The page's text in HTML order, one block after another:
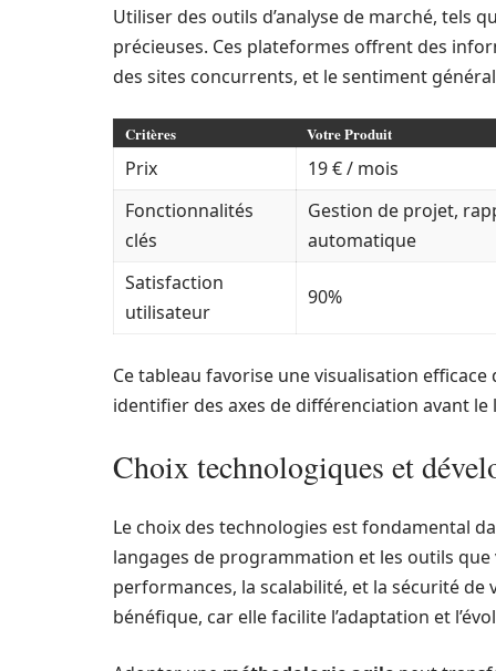
Utiliser des outils d’analyse de marché, tels
précieuses. Ces plateformes offrent des
des sites concurrents, et le sentiment
Critères Votre Produit
Prix
19 € / mois
Fonctionnalités
clés
Gestion de projet,
automatique
Satisfaction
utilisateur
90%
Ce tableau favorise une visualisation
identifier des axes de différenciation avant
Choix technologiques et
Le choix des technologies est fondamental
langages de programmation et les outils
performances, la scalabilité, et la sécurité
bénéfique, car elle facilite l’adaptation et